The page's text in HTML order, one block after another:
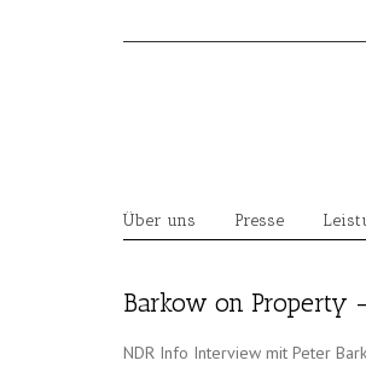
Über uns Presse
Barkow on Property
NDR Info Interview mit Peter